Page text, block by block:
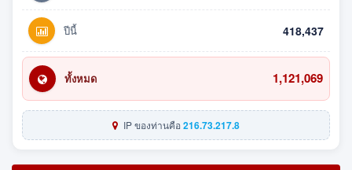
ปีนี้ 418,437
ทั้งหมด 1,121,069
IP ของท่านคือ216.73.217.8